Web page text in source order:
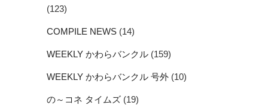
(123)
COMPILE NEWS (14)
WEEKLY かわらバンクル (159)
WEEKLY かわらバンクル 号外 (10)
の～コネ タイムズ (19)